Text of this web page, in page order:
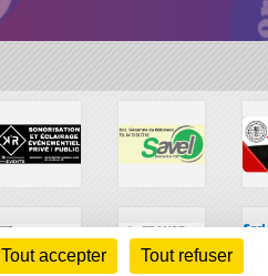
Tout accepter Tout refuser